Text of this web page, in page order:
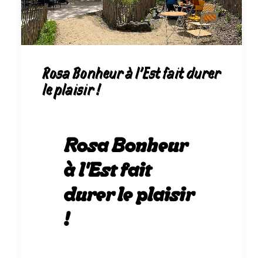
Rosa Bonheur à l'Est fait durer
le plaisir !
Rosa Bonheur
à l'Est fait
durer le plaisir
!